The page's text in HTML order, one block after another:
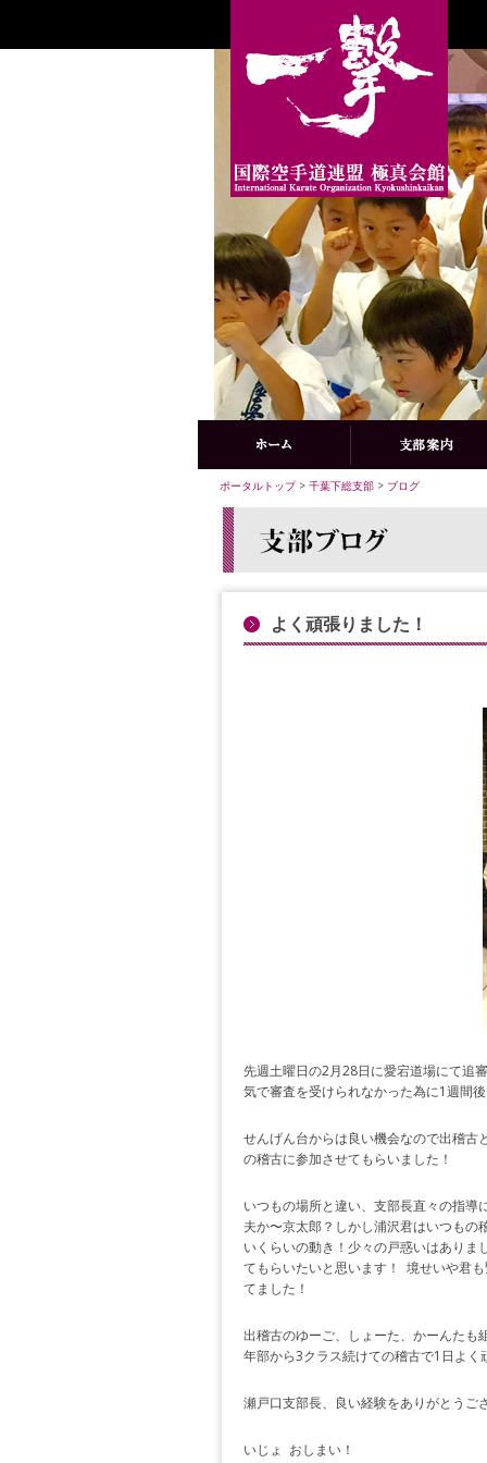
ポータルトップ> 千葉下総支部 > ブログ
よく頑張りました！
先週土曜日の2月28日に愛宕道場にて追
気で審査を受けられなかった為に1週間後
せんげん台からは良い機会なので出稽
の稽古に参加させてもらいました！
いつもの場所と違い、支部長直々の指
夫か〜京太郎？しかし浦沢君はいつも
いくらいの動き！少々の戸惑いはあり
てもらいたいと思います！ 境せいや君
てました！
出稽古のゆーご、しょーた、かーんたも
年部から3クラス続けての稽古で1日よく
瀬戸口支部長、良い経験をありがとうご
いじょ おしまい！